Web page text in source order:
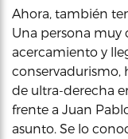
Ahora, también
Una persona muy
acercamiento y
conservadurismo,
de ultra-derecha
frente a Juan
asunto. Se lo